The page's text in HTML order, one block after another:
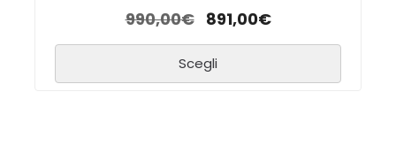
990,00€ 891,00€
Scegli